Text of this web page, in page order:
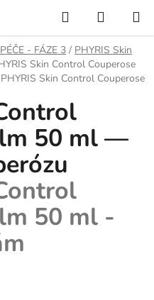
Hledat
KOŠÍK
- FÁZE 3 / PHYRIS Skin
Skin Control Couperose
PHYRIS Skin Control Couperose
50 ml —
50 ml -